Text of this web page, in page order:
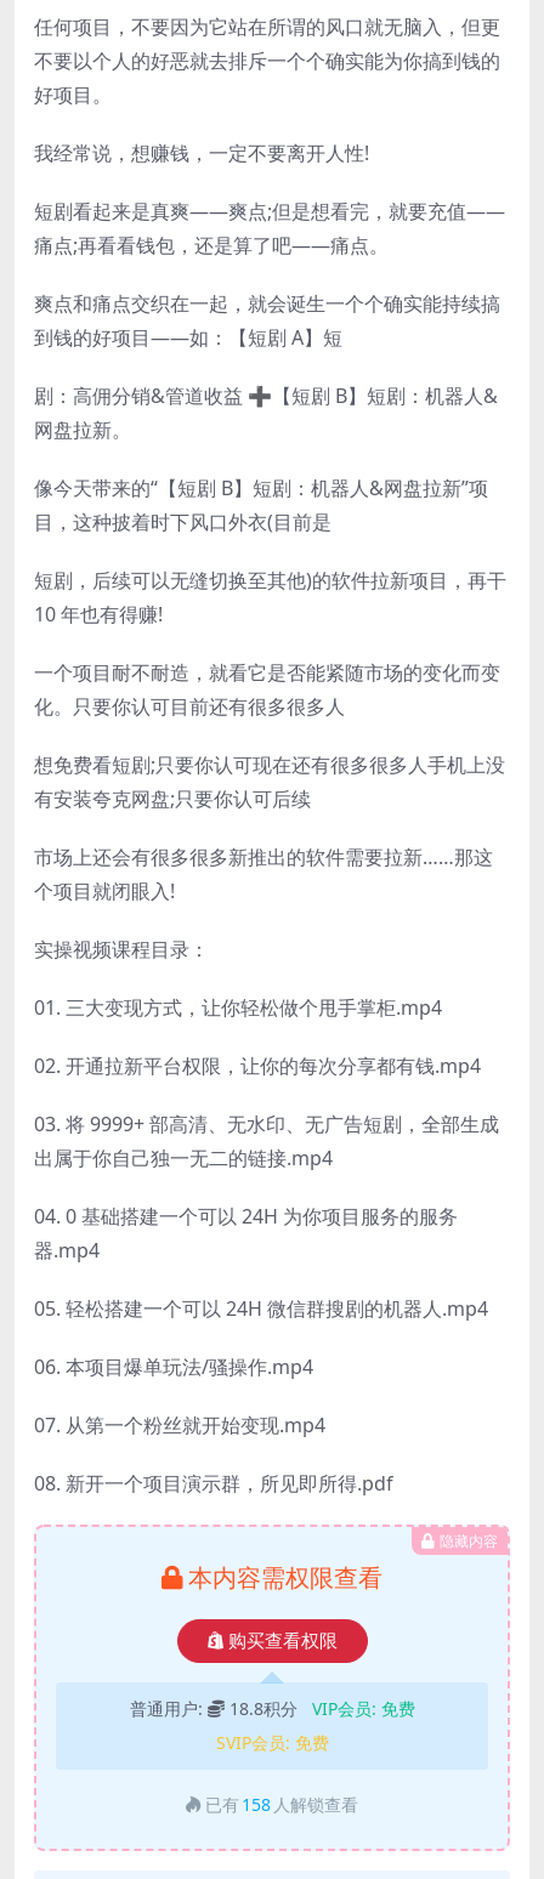
任何项目，不要因为它站在所谓的风口就无脑入，但更
不要以个人的好恶就去排斥一个个确实能为你搞到钱的
好项目。
我经常说，想赚钱，一定不要离开人性!
短剧看起来是真爽——爽点;但是想看完，就要充值——
痛点;再看看钱包，还是算了吧——痛点。
爽点和痛点交织在一起，就会诞生一个个确实能持续搞
到钱的好项目——如：【短剧 A】短
剧：高佣分销&管道收益 ➕【短剧 B】短剧：机器人&
网盘拉新。
像今天带来的“【短剧 B】短剧：机器人&网盘拉新”项
目，这种披着时下风口外衣(目前是
短剧，后续可以无缝切换至其他)的软件拉新项目，再干
10 年也有得赚!
一个项目耐不耐造，就看它是否能紧随市场的变化而变
化。只要你认可目前还有很多很多人
想免费看短剧;只要你认可现在还有很多很多人手机上没
有安装夸克网盘;只要你认可后续
市场上还会有很多很多新推出的软件需要拉新……那这
个项目就闭眼入!
实操视频课程目录：
01. 三大变现方式，让你轻松做个甩手掌柜.mp4
02. 开通拉新平台权限，让你的每次分享都有钱.mp4
03. 将 9999+ 部高清、无水印、无广告短剧，全部生成
出属于你自己独一无二的链接.mp4
04. 0 基础搭建一个可以 24H 为你项目服务的服务
器.mp4
05. 轻松搭建一个可以 24H 微信群搜剧的机器人.mp4
06. 本项目爆单玩法/骚操作.mp4
07. 从第一个粉丝就开始变现.mp4
08. 新开一个项目演示群，所见即所得.pdf
隐藏内容
本内容需权限查看
购买查看权限
普通用户: 18.8积分 VIP会员: 免费
SVIP会员: 免费
已有 158 人解锁查看